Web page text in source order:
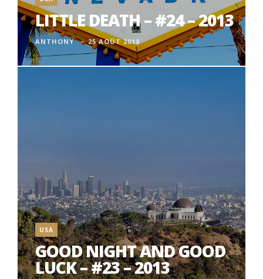
LITTLE DEATH – #24 – 2013
ANTHONY 25 AOÛT 2018
USA
GOOD NIGHT AND GOOD
LUCK – #23 – 2013